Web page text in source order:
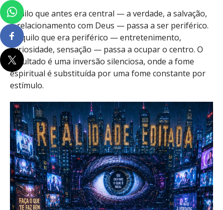
Aquilo que antes era central — a verdade, a salvação,
o relacionamento com Deus — passa a ser periférico.
E aquilo que era periférico — entretenimento,
curiosidade, sensação — passa a ocupar o centro. O
resultado é uma inversão silenciosa, onde a fome
espiritual é substituída por uma fome constante por
estímulo.